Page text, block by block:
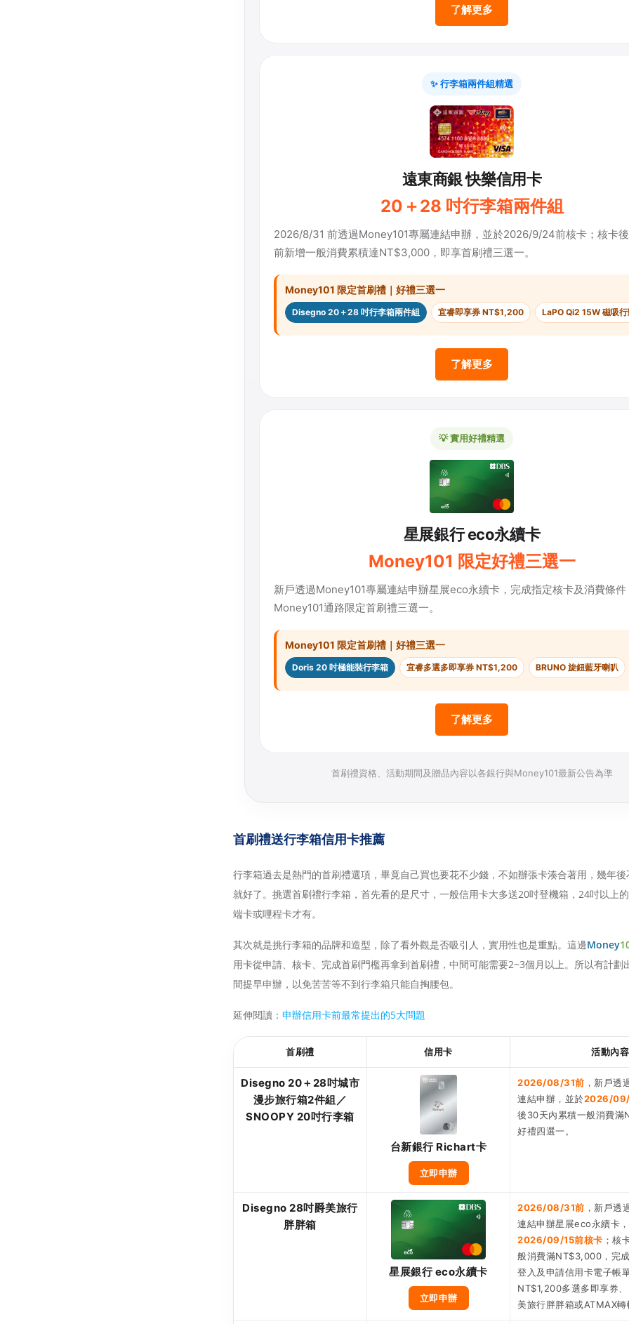
了解更多
✨ 行李箱兩件組精選
遠東商銀 快樂信用卡
20＋28 吋行李箱兩件組
2026/8/31 前透過Money101專屬連結申辦，並於2026/9/24前核卡；核卡
前新增一般消費累積達NT$3,000，即享首刷禮三選一。
Money101 限定首刷禮｜好禮三選一
Disegno 20＋28 吋行李箱兩件組 宜睿即享券 NT$1,200 LaPO Qi2 15W 磁吸
了解更多
💡 實用好禮精選
星展銀行 eco永續卡
Money101 限定好禮三選一
新戶透過Money101專屬連結申辦星展eco永續卡，完成指定核卡及消費條件
Money101通路限定首刷禮三選一。
Money101 限定首刷禮｜好禮三選一
Doris 20 吋極能裝行李箱 宜睿多選多即享券 NT$1,200 BRUNO 旋鈕藍牙喇叭
了解更多
首刷禮資格、活動期間及贈品內容以各銀行與Money101最新公告為準
首刷禮送行李箱信用卡推薦
行李箱過去是熱門的首刷禮選項，畢竟自己買也要花不少錢，不如辦張卡湊合著用，幾年
就好了。挑選首刷禮行李箱，首先看的是尺寸，一般信用卡大多送20吋登機箱，24吋以上
端卡或哩程卡才有。
其次就是挑行李箱的品牌和造型，除了看外觀是否吸引人，實用性也是重點。這邊Money
用卡從申請、核卡、完成首刷門檻再拿到首刷禮，中間可能需要2~3個月以上。所以有計劃
間提早申辦，以免苦苦等不到行李箱只能自掏腰包。
延伸閱讀： 申辦信用卡前最常提出的5大問題
首刷禮 信用卡 活動內容
Disegno 20＋28吋城市
漫步旅行箱2件組／
SNOOPY 20吋行李箱
台新銀行 Richart卡
立即申辦
2026/08/31前 ，新戶透
連結申辦，並於2026/09/
後30天內累積一般消費
好禮四選一。
Disegno 28吋爵美旅行
胖胖箱
星展銀行 eco永續卡
立即申辦
2026/08/31前 ，新戶透
連結申辦星展eco永續卡
2026/09/15前核卡 ；核
般消費滿NT$3,000，完
登入及申請信用卡電子帳
NT$1,200多選多即享券
美旅行胖胖箱或ATMAX